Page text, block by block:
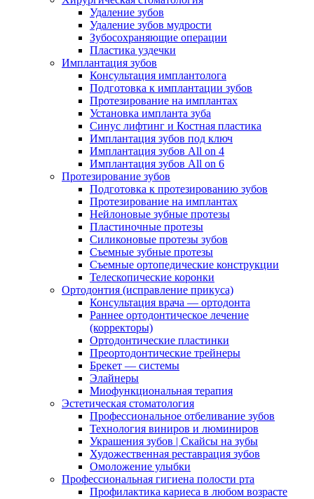
Удаление зубов
Удаление зубов мудрости
Зубосохраняющие операции
Пластика уздечки
Имплантация зубов
Консультация имплантолога
Подготовка к имплантации зубов
Протезирование на имплантах
Установка импланта зуба
Синус лифтинг и Костная пластика
Имплантация зубов под ключ
Имплантация зубов All on 4
Имплантация зубов All on 6
Протезирование зубов
Подготовка к протезированию зубов
Протезирование на имплантах
Нейлоновые зубные протезы
Пластиночные протезы
Силиконовые протезы зубов
Съемные зубные протезы
Съемные ортопедические конструкции
Телескопические коронки
Ортодонтия (исправление прикуса)
Консультация врача — ортодонта
Раннее ортодонтическое лечение
(корректоры)
Ортодонтические пластинки
Преортодонтические трейнеры
Брекет — системы
Элайнеры
Миофункциональная терапия
Эстетическая стоматология
Профессиональное отбеливание зубов
Технология виниров и люминиров
Украшения зубов | Скайсы на зубы
Художественная реставрация зубов
Омоложение улыбки
Профессиональная гигиена полости рта
Профилактика кариеса в любом возрасте